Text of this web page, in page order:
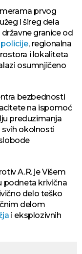
prvog
i šireg dela
granice od
, regionalna
i lokaliteta
osumnjičeno
bezbednosti
na ispomoć
preduzimanja
svih okolnosti
A.R. je Višem
podneta krivična
delo teško
delom
i eksplozivnih